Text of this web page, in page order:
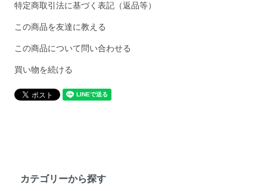
特定商取引法に基づく表記（返品等）
この商品を友達に教える
この商品について問い合わせる
買い物を続ける
カテゴリーから探す